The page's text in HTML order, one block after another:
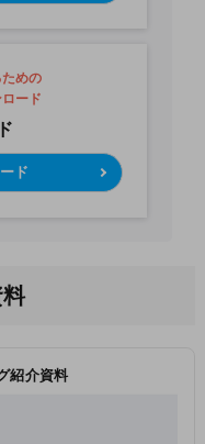
めの
ード
ド
紹介資料